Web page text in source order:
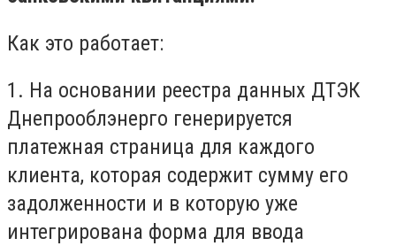
Как это работает:
1. На основании реестра данных ДТЭК
Днепрооблэнерго генерируется
платежная страница для каждого
клиента, которая содержит сумму его
задолженности и в которую уже
интегрирована форма для ввода